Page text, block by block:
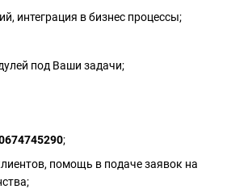
интеграция в бизнес процессы;
под Ваши задачи;
;
помощь в подаче заявок на